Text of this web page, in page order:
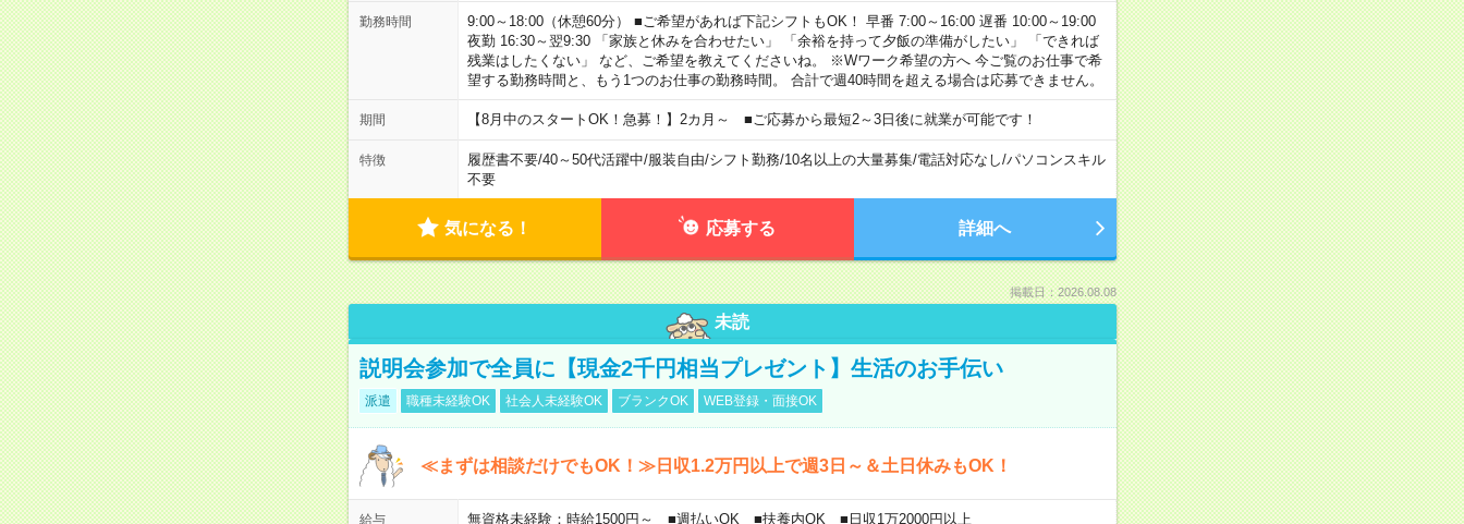
勤務時間
9:00～18:00（休憩60分） ■ご希望があれば下記シフトもOK！ 早番 7:00～16:00 遅番 10:00～19:00
夜勤 16:30～翌9:30 「家族と休みを合わせたい」 「余裕を持って夕飯の準備がしたい」 「できれば
残業はしたくない」 など、ご希望を教えてくださいね。 ※Wワーク希望の方へ 今ご覧のお仕事で希
望する勤務時間と、もう1つのお仕事の勤務時間。 合計で週40時間を超える場合は応募できません。
期間 【8月中のスタートOK！急募！】2カ月～ ■ご応募から最短2～3日後に就業が可能です！
特徴 履歴書不要/40～50代活躍中/服装自由/シフト勤務/10名以上の大量募集/電話対応なし/パソコンスキル
不要
気になる！ 応募する 詳細へ
掲載日：2026.08.08
未読
説明会参加で全員に【現金2千円相当プレゼント】生活のお手伝い
派遣 職種未経験OK 社会人未経験OK ブランクOK WEB登録・面接OK
≪まずは相談だけでもOK！≫日収1.2万円以上で週3日～＆土日休みもOK！
給与 無資格未経験：時給1500円～ ■週払いOK ■扶養内OK ■日収1万2000円以上